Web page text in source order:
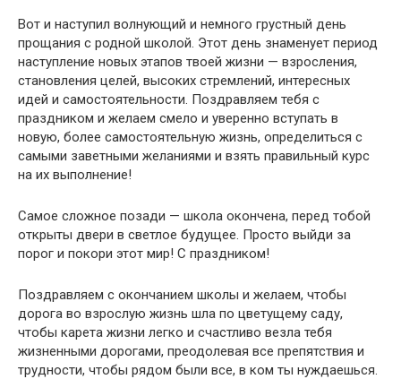
Вот и наступил волнующий и немного грустный день
прощания с родной школой. Этот день знаменует период
наступление новых этапов твоей жизни — взросления,
становления целей, высоких стремлений, интересных
идей и самостоятельности. Поздравляем тебя с
праздником и желаем смело и уверенно вступать в
новую, более самостоятельную жизнь, определиться с
самыми заветными желаниями и взять правильный курс
на их выполнение!
Самое сложное позади — школа окончена, перед тобой
открыты двери в светлое будущее. Просто выйди за
порог и покори этот мир! С праздником!
Поздравляем с окончанием школы и желаем, чтобы
дорога во взрослую жизнь шла по цветущему саду,
чтобы карета жизни легко и счастливо везла тебя
жизненными дорогами, преодолевая все препятствия и
трудности, чтобы рядом были все, в ком ты нуждаешься.